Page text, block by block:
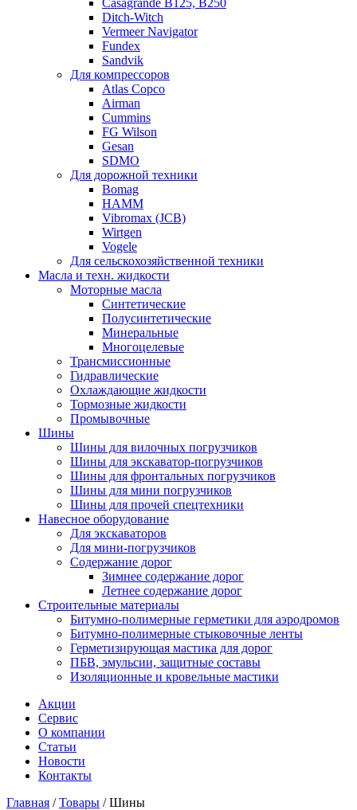
Ditch-Witch
Vermeer Navigator
Fundex
Sandvik
Для компрессоров
Atlas Copco
Airman
Cummins
FG Wilson
Gesan
SDMO
Для дорожной техники
Bomag
HAMM
Vibromax (JCB)
Wirtgen
Vogele
Для сельскохозяйственной техники
Масла и техн. жидкости
Моторные масла
Синтетические
Полусинтетические
Минеральные
Многоцелевые
Трансмиссионные
Гидравлические
Охлаждающие жидкости
Тормозные жидкости
Промывочные
Шины
Шины для вилочных погрузчиков
Шины для экскаватор-погрузчиков
Шины для фронтальных погрузчиков
Шины для мини погрузчиков
Шины для прочей спецтехники
Навесное оборудование
Для экскаваторов
Для мини-погрузчиков
Содержание дорог
Зимнее содержание дорог
Летнее содержание дорог
Строительные материалы
Битумно-полимерные герметики для аэродромов
Битумно-полимерные стыковочные ленты
Герметизирующая мастика для дорог
ПБВ, эмульсии, защитные составы
Изоляционные и кровельные мастики
Акции
Сервис
О компании
Статьи
Новости
Контакты
Главная /Товары /Шины